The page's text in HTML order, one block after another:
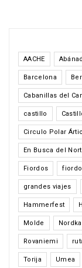
AACHE
Barcelona
Cabanillas del
castillo
Circulo Polar
En Busca del
Fiordos
grandes viajes
Hammerfest
Molde
Rovaniemi
Torija Umea